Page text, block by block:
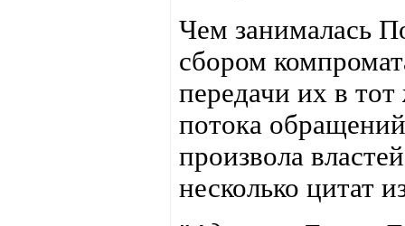
Чем занималась
сбором
передачи их в
потока
произвола
несколько цитат